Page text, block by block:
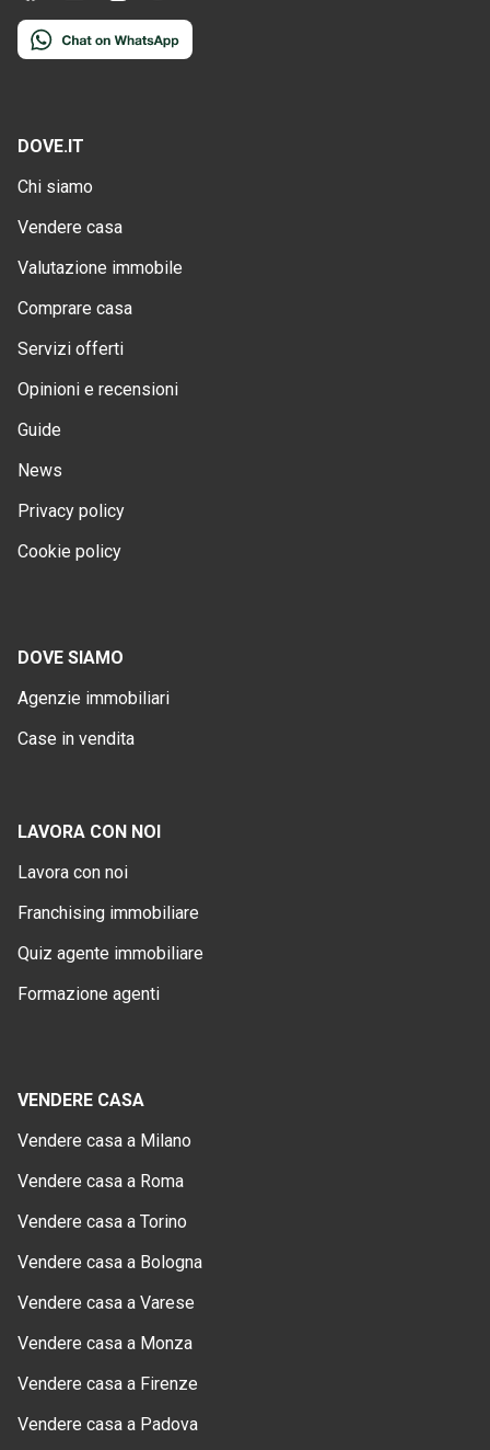
DOVE.IT
Chi siamo
Vendere casa
Valutazione immobile
Comprare casa
Servizi offerti
Opinioni e recensioni
Guide
News
Privacy policy
Cookie policy
DOVE SIAMO
Agenzie immobiliari
Case in vendita
LAVORA CON NOI
Lavora con noi
Franchising immobiliare
Quiz agente immobiliare
Formazione agenti
VENDERE CASA
Vendere casa a Milano
Vendere casa a Roma
Vendere casa a Torino
Vendere casa a Bologna
Vendere casa a Varese
Vendere casa a Monza
Vendere casa a Firenze
Vendere casa a Padova